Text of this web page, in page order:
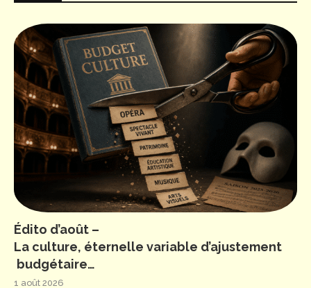
Édito d’août –
La culture, éternelle variable d’ajustement
budgétaire…
1 août 2026